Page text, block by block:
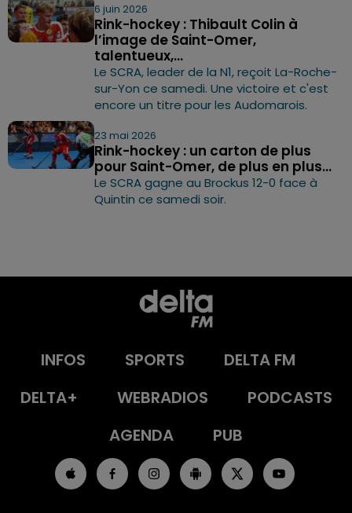
6 juin 2026
Rink-hockey : Thibault Colin à
l’image de Saint-Omer,
talentueux,...
Le SCRA, leader de la N1, reçoit La-Roche-
sur-Yon ce samedi. Une victoire et c'est
encore un titre pour les Audomarois.
23 mai 2026
Rink-hockey : un carton de plus
pour Saint-Omer, de plus en plus...
Le SCRA gagne au Brockus 12-0 face à
Quintin ce samedi soir.
INFOS SPORTS
DELTA FM
DELTA+
WEBRADIOS
PODCASTS
AGENDA
PUB